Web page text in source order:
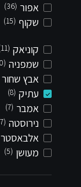
אפור (36)
שקוף (15)
קוניאק (11)
שמפניה (10)
אבץ שחור
עתיק (8)
אמבר (7)
נירוסטה (7)
אלבאסטר
מעושן (5)